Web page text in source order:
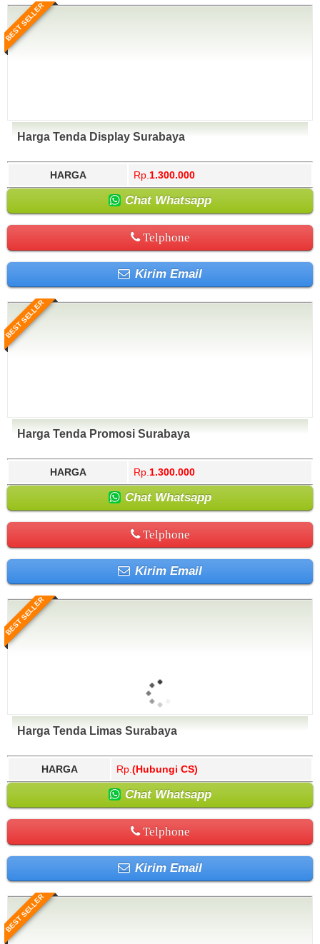
BEST SELLER
Harga Tenda Display Surabaya
HARGA Rp. 1.300.000
Chat Whatsapp
Telphone
Kirim Email
BEST SELLER
Harga Tenda Promosi Surabaya
HARGA Rp. 1.300.000
Chat Whatsapp
Telphone
Kirim Email
BEST SELLER
Harga Tenda Limas Surabaya
HARGA Rp. (Hubungi CS)
Chat Whatsapp
Telphone
Kirim Email
BEST SELLER